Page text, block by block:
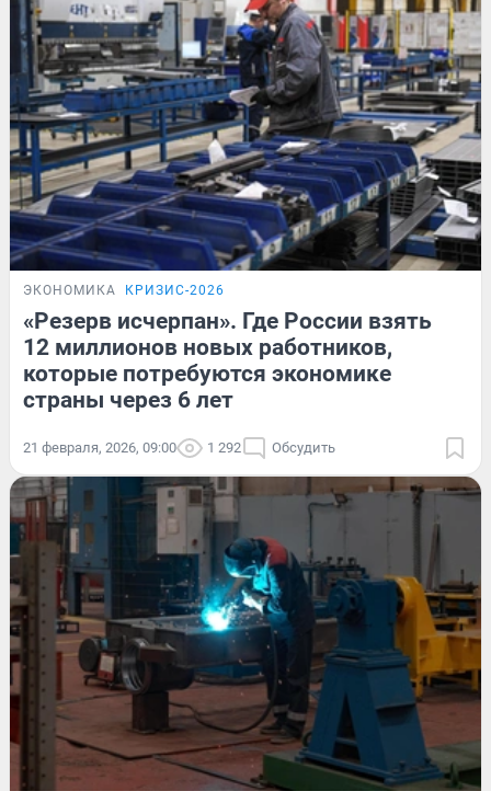
ЭКОНОМИКА КРИЗИС-2026
«Резерв исчерпан». Где России взять
12 миллионов новых работников,
которые потребуются экономике
страны через 6 лет
21 февраля, 2026, 09:00 1 292 Обсудить